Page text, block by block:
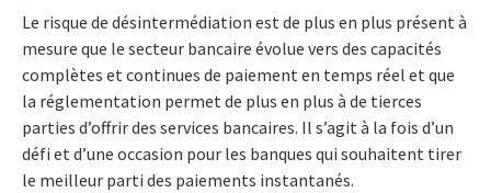
Le risque de désintermédiation est de plus en plus présent à
mesure que le secteur bancaire évolue vers des capacités
complètes et continues de paiement en temps réel et que
la réglementation permet de plus en plus à de tierces
parties d’offrir des services bancaires. Il s’agit à la fois d’un
défi et d’une occasion pour les banques qui souhaitent tirer
le meilleur parti des paiements instantanés.